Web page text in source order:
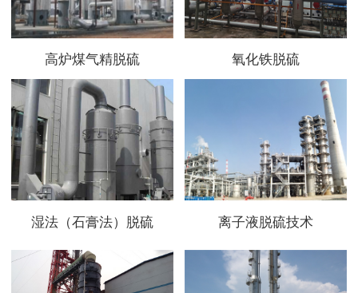
高炉煤气精脱硫 氧化铁脱硫
湿法（石膏法）脱硫 离子液脱硫技术